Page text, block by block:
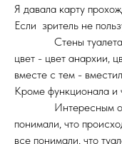
Я давала карту
Если зритель не
Стены туалета я
цвет - цвет анархии,
вместе с тем -
Кроме функционала и
Интересным
понимали, что
все понимали, что